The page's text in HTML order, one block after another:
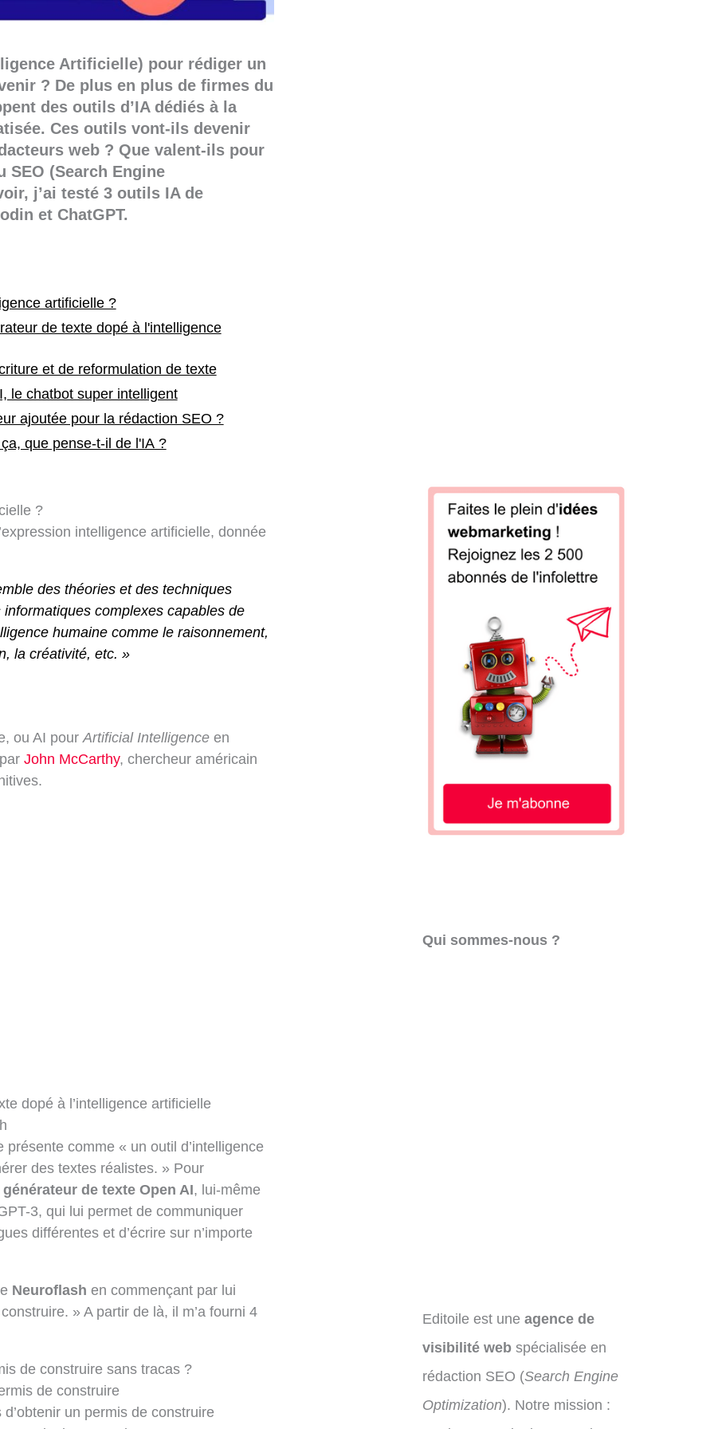
Artificielle) pour rédiger un
? De plus en plus de firmes du
des outils d’IA dédiés à la
Ces outils vont-ils devenir
web ? Que valent-ils pour
SEO (Search Engine
j’ai testé 3 outils IA de
et ChatGPT.
artificielle ?
de texte dopé à l'intelligence
et de reformulation de texte
le chatbot super intelligent
ajoutée pour la rédaction SEO ?
que pense-t-il de l'IA ?
?
intelligence artificielle, donnée
des théories et des techniques
complexes capables de
humaine comme le raisonnement,
la créativité, etc. »
ou AI pourArtificial Intelligence en
John McCarthy, chercheur américain
dopé à l’intelligence artificielle
présente comme « un outil d’intelligence
des textes réalistes. » Pour
générateur de texte Open AI, lui-même
3, qui lui permet de communiquer
différentes et d’écrire sur n’importe
Neuroflash en commençant par lui
» A partir de là, il m’a fourni 4
de construire sans tracas ?
de construire
un permis de construire
Qui sommes-nous ?
Editoile est une agence de
visibilité web spécialisée en
rédaction SEO (Search Engine
Optimization). Notre mission :